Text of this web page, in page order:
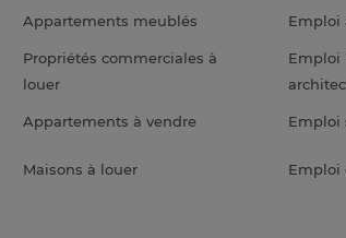
Appartements meublés
Propriétés commerciales à
louer
Appartements à vendre
Maisons à louer
Emploi
Emploi
Emploi
Emploi